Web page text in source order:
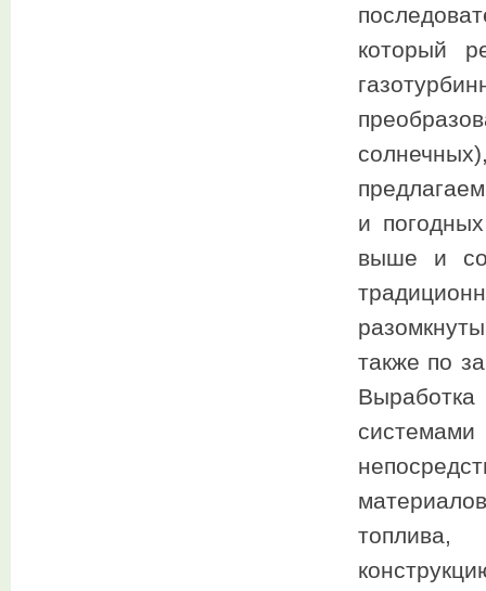
который
и
выше и
также по
топлива,